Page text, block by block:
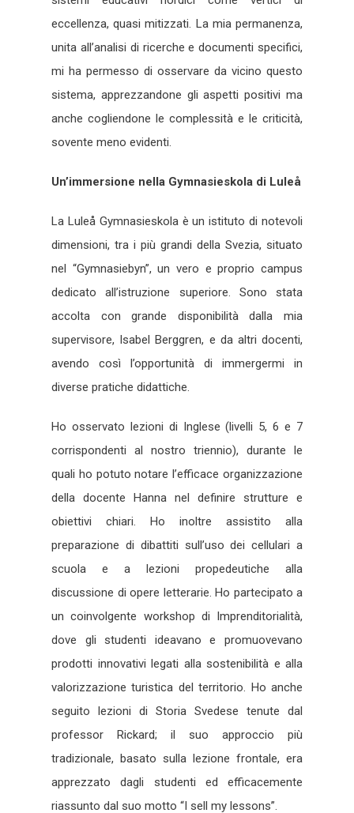
eccellenza, quasi mitizzati. La mia permanenza,
unita all’analisi di ricerche e documenti specifici,
mi ha permesso di osservare da vicino questo
sistema, apprezzandone gli aspetti positivi ma
anche cogliendone le complessità e le criticità,
sovente meno evidenti.
Un’immersione nella Gymnasieskola di Luleå
La Luleå Gymnasieskola è un istituto di notevoli
dimensioni, tra i più grandi della Svezia, situato
nel “Gymnasiebyn”, un vero e proprio campus
dedicato all’istruzione superiore. Sono stata
accolta con grande disponibilità dalla mia
supervisore, Isabel Berggren, e da altri docenti,
avendo così l’opportunità di immergermi in
diverse pratiche didattiche.
Ho osservato lezioni di Inglese (livelli 5, 6 e 7
corrispondenti al nostro triennio), durante le
quali ho potuto notare l’efficace organizzazione
della docente Hanna nel definire strutture e
obiettivi chiari. Ho inoltre assistito alla
preparazione di dibattiti sull’uso dei cellulari a
scuola e a lezioni propedeutiche alla
discussione di opere letterarie. Ho partecipato a
un coinvolgente workshop di Imprenditorialità,
dove gli studenti ideavano e promuovevano
prodotti innovativi legati alla sostenibilità e alla
valorizzazione turistica del territorio. Ho anche
seguito lezioni di Storia Svedese tenute dal
professor Rickard; il suo approccio più
tradizionale, basato sulla lezione frontale, era
apprezzato dagli studenti ed efficacemente
riassunto dal suo motto “I sell my lessons”.